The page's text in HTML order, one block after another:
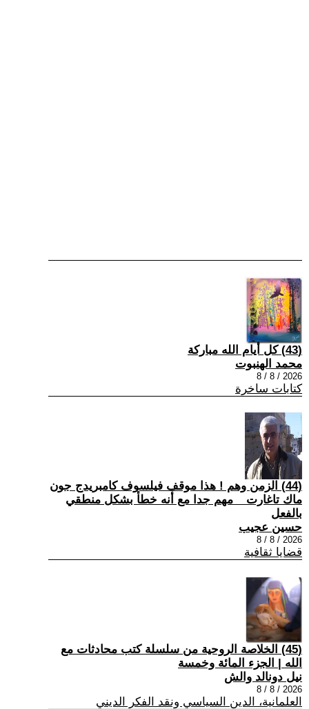
(43) كل أيام الله مباركة
محمد الهنبوت
2026 / 8 / 8
كتابات ساخرة
(44) الزمن وهم ! هذا موقف فيلسوف كامبريدج جون
ماك تاغارت _ مهم جدا مع أنه خطأ بشكل منطقي
بالفعل
حسين عجيب
2026 / 8 / 8
قضايا ثقافية
(45) الخلاصة الروحية من سلسلة كتب محادثات مع
الله | الجزء المائة وخمسة
نيل دونالد والش
2026 / 8 / 8
العلمانية، الدين السياسي ونقد الفكر الديني